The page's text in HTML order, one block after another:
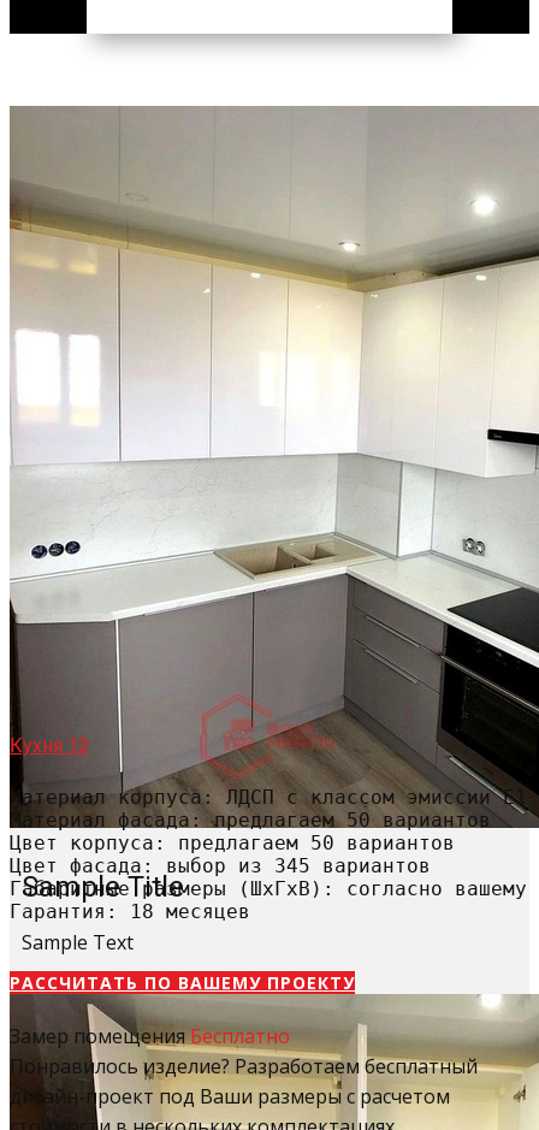
Sample Title
Sample Text
Кухня 13
Материал корпуса: ЛДСП с классом эмиссии Е1
Материал фасада: предлагаем 50 вариантов
Цвет корпуса: предлагаем 50 вариантов
Цвет фасада: выбор из 345 вариантов
Габаритные размеры (ШхГхВ): согласно вашему
Гарантия: 18 месяцев
РАССЧИТАТЬ​ ПО ВАШЕМУ ПРОЕКТУ
Замер помещенияБесплатно
Понравилось изделие? Разработаем бесплатный
дизайн-проект под Ваши размеры с расчетом